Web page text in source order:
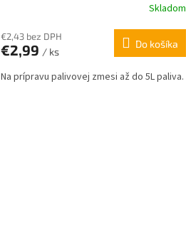
Skladom
€2,43 bez DPH
€2,99 / ks
Do košíka
Na prípravu palivovej zmesi až do 5L paliva.